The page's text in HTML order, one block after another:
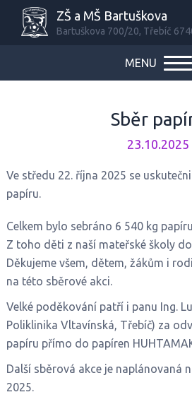
ZŠ a MŠ Bartuškova
Bartuškova 700/20, Třebíč
MENU
Sběr
23.10.2025
Ve středu 22. října 2025 se
papíru.
Celkem bylo sebráno 6 540 kg
Z toho děti z naší mateřské školy
Děkujeme všem, dětem, žákům i
na této sběrové akci.
Velké poděkování patří i panu Ing.
Poliklinika Vltavínská, Třebíč) za
papíru přímo do papíren
Další sběrová akce je naplánovaná
2025.